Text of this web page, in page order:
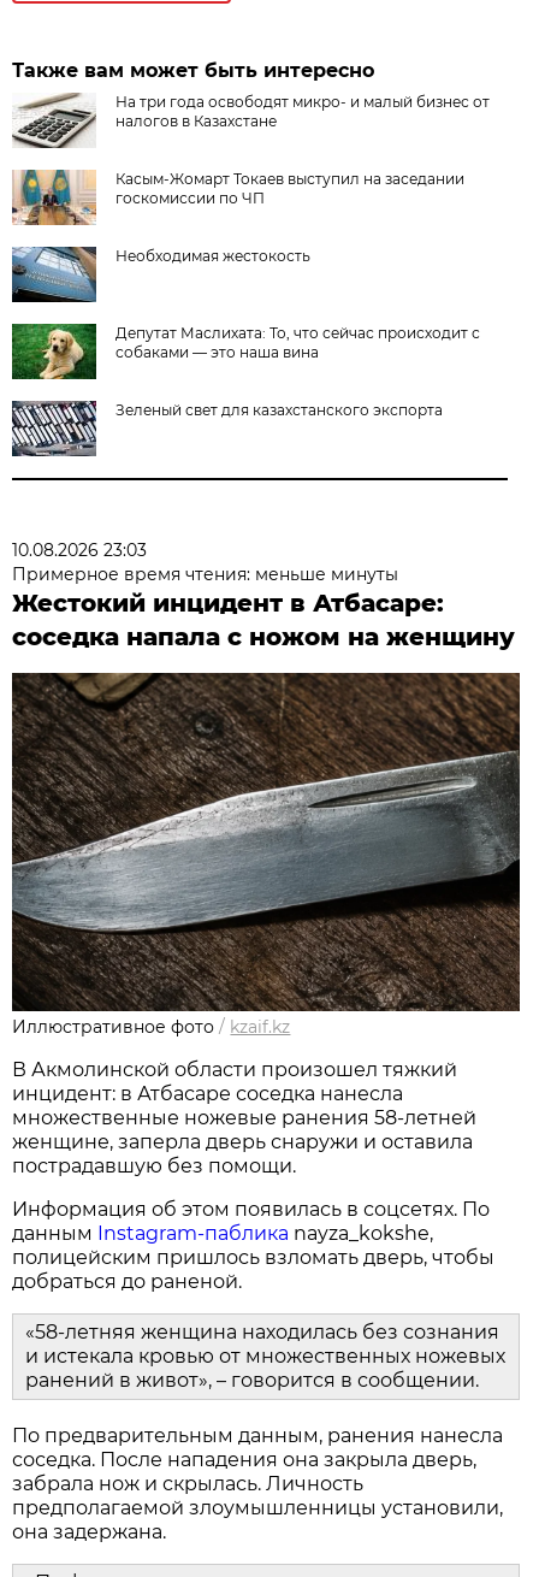
Также вам может быть интересно
На три года освободят микро- и малый бизнес от
налогов в Казахстане
Касым-Жомарт Токаев выступил на заседании
госкомиссии по ЧП
Необходимая жестокость
Депутат Маслихата: То, что сейчас происходит с
собаками — это наша вина
Зеленый свет для казахстанского экспорта
10.08.2026 23:03
Примерное время чтения: меньше минуты
Жестокий инцидент в Атбасаре:
соседка напала с ножом на женщину
Иллюстративное фото / kzaif.kz
В Акмолинской области произошел тяжкий
инцидент: в Атбасаре соседка нанесла
множественные ножевые ранения 58‑летней
женщине, заперла дверь снаружи и оставила
пострадавшую без помощи.
Информация об этом появилась в соцсетях. По
данным Instagram‑паблика nayza_kokshe,
полицейским пришлось взломать дверь, чтобы
добраться до раненой.
«58-летняя женщина находилась без сознания
и истекала кровью от множественных ножевых
ранений в живот», – говорится в сообщении.
По предварительным данным, ранения нанесла
соседка. После нападения она закрыла дверь,
забрала нож и скрылась. Личность
предполагаемой злоумышленницы установили,
она задержана.